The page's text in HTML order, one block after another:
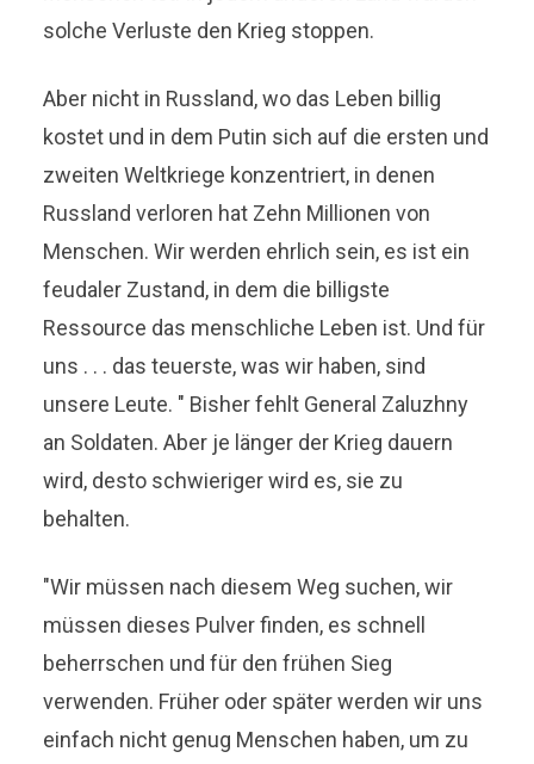
solche Verluste den Krieg stoppen.
Aber nicht in Russland, wo das Leben billig
kostet und in dem Putin sich auf die ersten und
zweiten Weltkriege konzentriert, in denen
Russland verloren hat Zehn Millionen von
Menschen. Wir werden ehrlich sein, es ist ein
feudaler Zustand, in dem die billigste
Ressource das menschliche Leben ist. Und für
uns . . . das teuerste, was wir haben, sind
unsere Leute. " Bisher fehlt General Zaluzhny
an Soldaten. Aber je länger der Krieg dauern
wird, desto schwieriger wird es, sie zu
behalten.
"Wir müssen nach diesem Weg suchen, wir
müssen dieses Pulver finden, es schnell
beherrschen und für den frühen Sieg
verwenden. Früher oder später werden wir uns
einfach nicht genug Menschen haben, um zu